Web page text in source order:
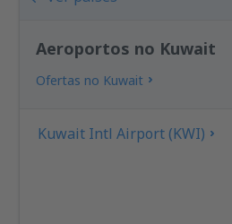
Aeroportos no Kuwait
Ofertas no Kuwait
Kuwait Intl Airport (KWI)